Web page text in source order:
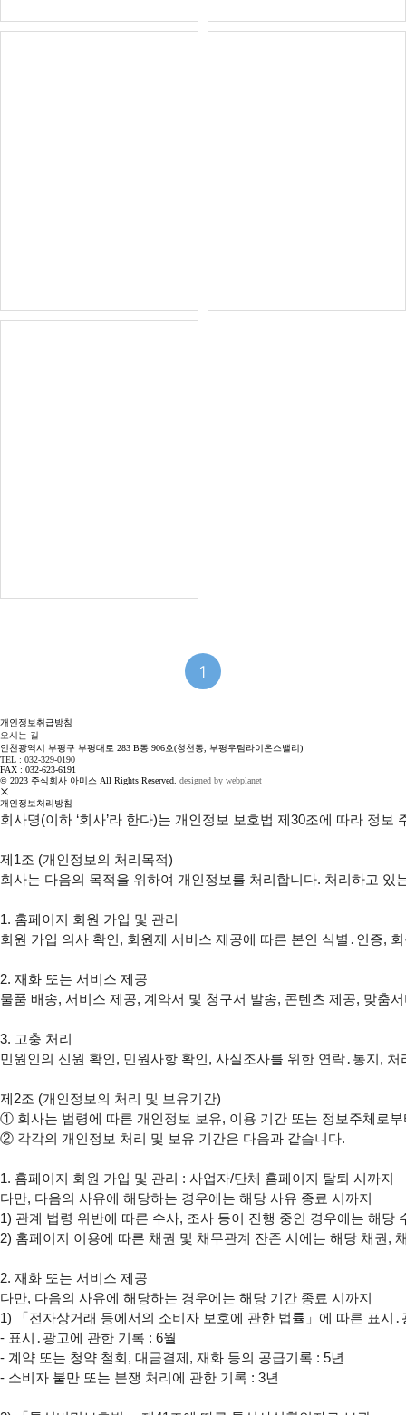
1
개인정보취급방침
오시는 길
인천광역시 부평구 부평대로 283 B동 906호(청천동, 부평우림라이온스밸리)
TEL : 032-329-0190
FAX : 032-623-6191
© 2023 주식회사 아미스 All Rights Reserved. designed by webplanet
개인정보처리방침
회사명(이하 ‘회사’라 한다)는 개인정보 보호법 제30조에 따라 정
제1조 (개인정보의 처리목적)
회사는 다음의 목적을 위하여 개인정보를 처리합니다. 처리하고
1. 홈페이지 회원 가입 및 관리
회원 가입 의사 확인, 회원제 서비스 제공에 따른 본인 식별․인증,
2. 재화 또는 서비스 제공
물품 배송, 서비스 제공, 계약서 및 청구서 발송, 콘텐츠 제공, 맞춤
3. 고충 처리
민원인의 신원 확인, 민원사항 확인, 사실조사를 위한 연락․통지,
제2조 (개인정보의 처리 및 보유기간)
① 회사는 법령에 따른 개인정보 보유, 이용 기간 또는 정보주체로
② 각각의 개인정보 처리 및 보유 기간은 다음과 같습니다.
1. 홈페이지 회원 가입 및 관리 : 사업자/단체 홈페이지 탈퇴 시까지
다만, 다음의 사유에 해당하는 경우에는 해당 사유 종료 시까지
1) 관계 법령 위반에 따른 수사, 조사 등이 진행 중인 경우에는 해당
2) 홈페이지 이용에 따른 채권 및 채무관계 잔존 시에는 해당 채권,
2. 재화 또는 서비스 제공
다만, 다음의 사유에 해당하는 경우에는 해당 기간 종료 시까지
1) 「전자상거래 등에서의 소비자 보호에 관한 법률」에 따른 표시
- 표시․광고에 관한 기록 : 6월
- 계약 또는 청약 철회, 대금결제, 재화 등의 공급기록 : 5년
- 소비자 불만 또는 분쟁 처리에 관한 기록 : 3년